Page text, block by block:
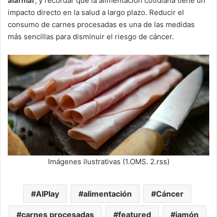
impacto directo en la salud a largo plazo. Reducir el
consumo de carnes procesadas es una de las medidas
más sencillas para disminuir el riesgo de cáncer.
Imágenes ilustrativas (1.OMS. 2.rss)
AIPlay alimentación Cáncer
carnes procesadas featured jamón